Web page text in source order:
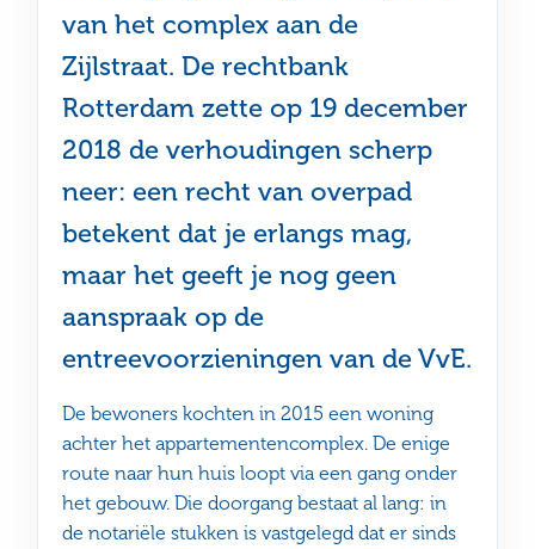
van het complex aan de
Zijlstraat. De rechtbank
Rotterdam zette op 19 december
2018 de verhoudingen scherp
neer: een recht van overpad
betekent dat je erlangs mag,
maar het geeft je nog geen
aanspraak op de
entreevoorzieningen van de VvE.
De bewoners kochten in 2015 een woning
achter het appartementencomplex. De enige
route naar hun huis loopt via een gang onder
het gebouw. Die doorgang bestaat al lang: in
de notariële stukken is vastgelegd dat er sinds